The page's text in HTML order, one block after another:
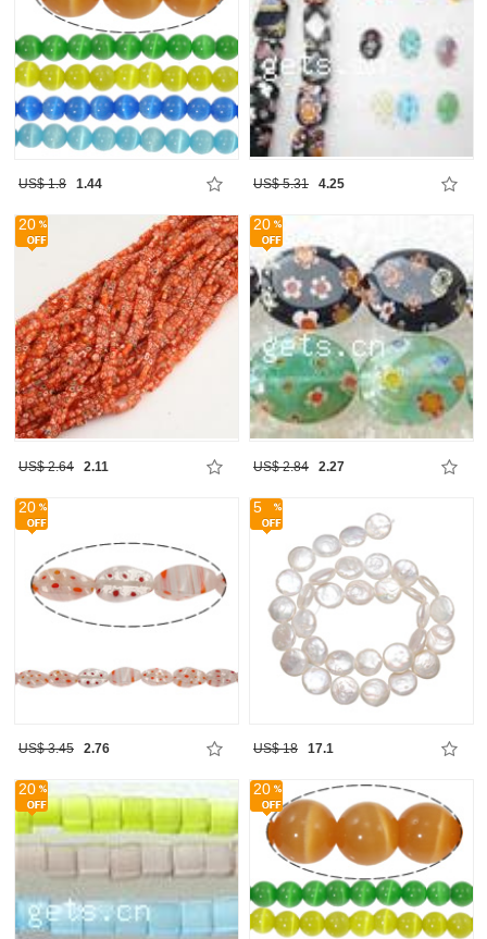
US$ 1.8 1.44 US$ 5.31 4.25
20
US$ 2.64 2.11
20
US$ 2.84 2.27
20
US$ 3.45 2.76
5
US$ 18 17.1
20 20